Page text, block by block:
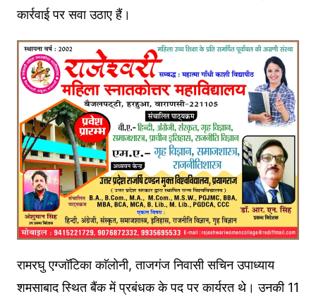
कार्रवाई पर सवा उठाए हैं।
रामरघु एग्जॉटिका काॅलोनी, ताजगंज निवासी सचिन उपाध्याय
शमसाबाद स्थित बैंक में प्रबंधक के पद पर कार्यरत थे। उनकी 11